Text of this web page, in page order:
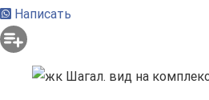
Написать